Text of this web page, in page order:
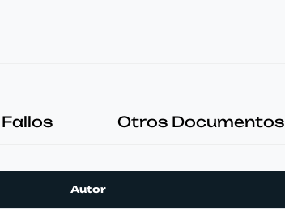
Fallos Otros Documentos
Autor